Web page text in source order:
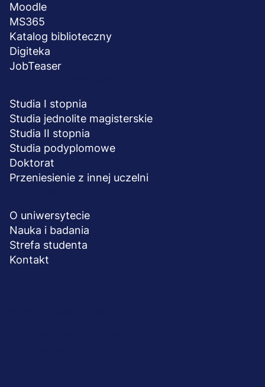
Moodle
MS365
Katalog biblioteczny
Digiteka
JobTeaser
Studia I stopnia
Studia jednolite magisterskie
Studia II stopnia
Studia podyplomowe
Doktorat
Przeniesienie z innej uczelni
O uniwersytecie
Nauka i badania
Strefa studenta
Kontakt